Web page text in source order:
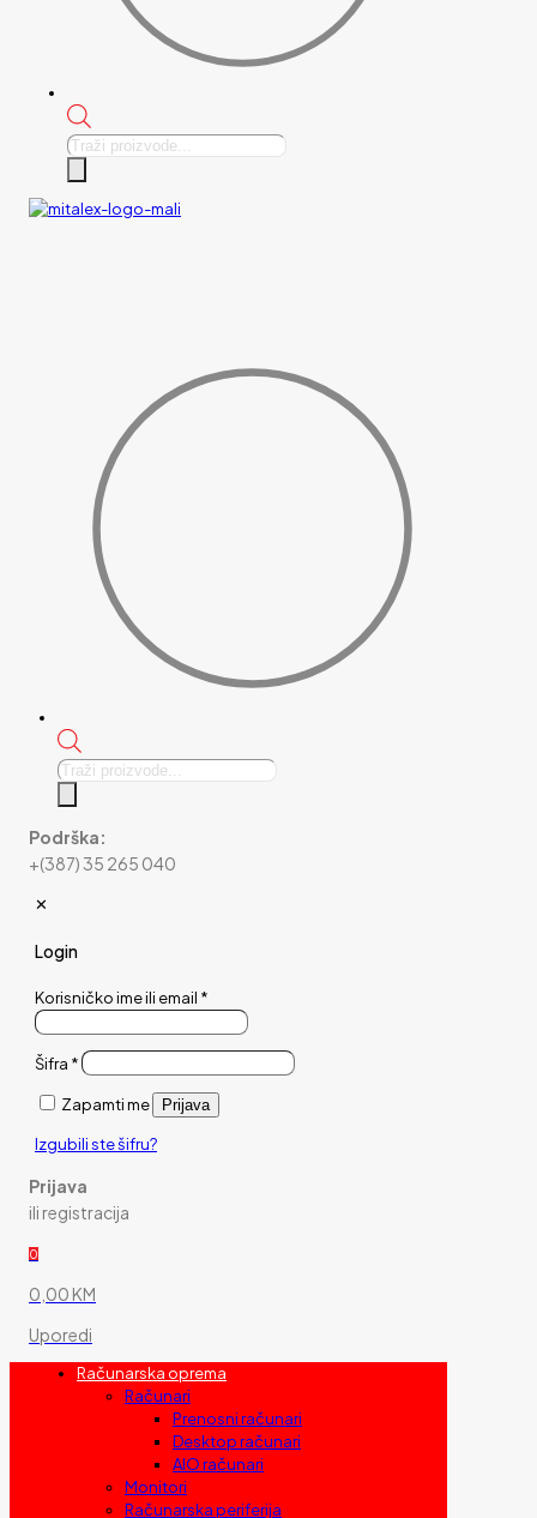
Products
Products
Podrška:
+(387) 35 265 040
✕
Login
Korisničko ime ili email *
Šifra *
Zapamti me Prijava
Izgubili ste šifru?
Prijava
ili registracija
0
0,00 KM
Uporedi
Računarska oprema
Računari
Prenosni računari
Desktop računari
AIO računari
Monitori
Računarska periferija